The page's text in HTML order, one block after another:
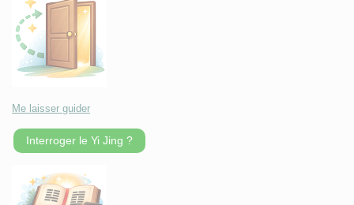
Me laisser guider
Interroger le Yi Jing ?